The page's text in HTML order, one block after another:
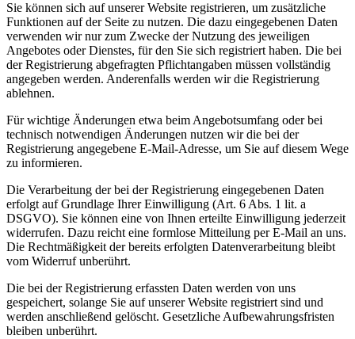
Sie können sich auf unserer Website registrieren, um zusätzliche
Funktionen auf der Seite zu nutzen. Die dazu eingegebenen Daten
verwenden wir nur zum Zwecke der Nutzung des jeweiligen
Angebotes oder Dienstes, für den Sie sich registriert haben. Die bei
der Registrierung abgefragten Pflichtangaben müssen vollständig
angegeben werden. Anderenfalls werden wir die Registrierung
ablehnen.
Für wichtige Änderungen etwa beim Angebotsumfang oder bei
technisch notwendigen Änderungen nutzen wir die bei der
Registrierung angegebene E-Mail-Adresse, um Sie auf diesem Wege
zu informieren.
Die Verarbeitung der bei der Registrierung eingegebenen Daten
erfolgt auf Grundlage Ihrer Einwilligung (Art. 6 Abs. 1 lit. a
DSGVO). Sie können eine von Ihnen erteilte Einwilligung jederzeit
widerrufen. Dazu reicht eine formlose Mitteilung per E-Mail an uns.
Die Rechtmäßigkeit der bereits erfolgten Datenverarbeitung bleibt
vom Widerruf unberührt.
Die bei der Registrierung erfassten Daten werden von uns
gespeichert, solange Sie auf unserer Website registriert sind und
werden anschließend gelöscht. Gesetzliche Aufbewahrungsfristen
bleiben unberührt.